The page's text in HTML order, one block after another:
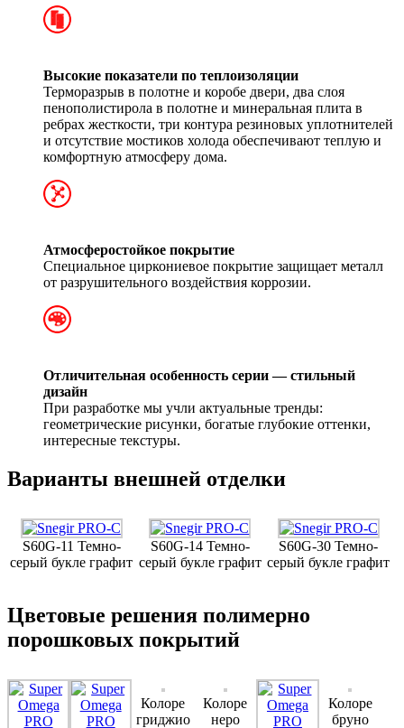
Высокие показатели по теплоизоляции
Терморазрыв в полотне и коробе двери, два слоя
пенополистирола в полотне и минеральная плита в
ребрах жесткости, три контура резиновых уплотнителей
и отсутствие мостиков холода обеспечивают теплую и
комфортную атмосферу дома.
Атмосферостойкое покрытие
Специальное циркониевое покрытие защищает металл
от разрушительного воздействия коррозии.
Отличительная особенность серии — стильный
дизайн
При разработке мы учли актуальные тренды:
геометрические рисунки, богатые глубокие оттенки,
интересные текстуры.
Варианты внешней отделки
S60G-11 Темно-
серый букле графит
S60G-14 Темно-
серый букле графит
S60G-30 Темно-
серый букле графит
Цветовые решения полимерно
порошковых покрытий
Колоре
гриджио
Колоре
неро
Колоре
бруно